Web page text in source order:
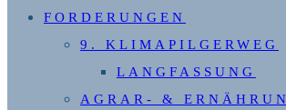
FORDERUNGEN
9. KLIMAPILGERWEG
LANGFASSUNG
AGRAR- &